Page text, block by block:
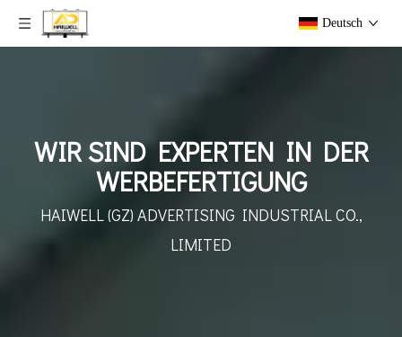
Deutsch
WIR SIND EXPERTEN IN DER
WERBEFERTIGUNG
HAIWELL (GZ) ADVERTISING INDUSTRIAL CO.,
LIMITED